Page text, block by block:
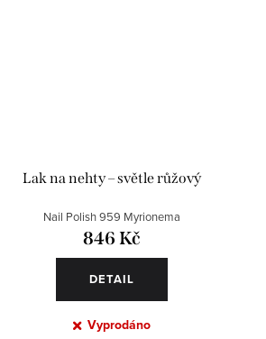
Lak na nehty – světle růžový
Nail Polish 959 Myrionema
846 Kč
DETAIL
Vyprodáno